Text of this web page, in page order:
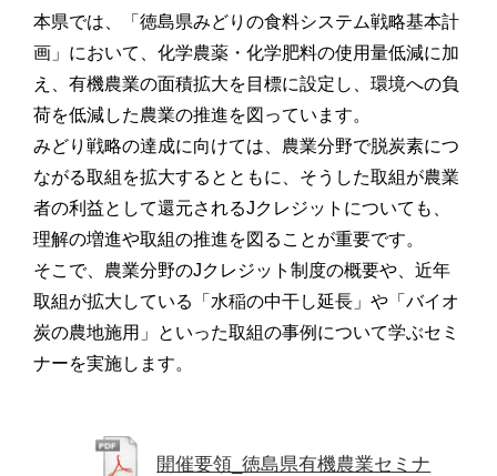
本県では、「徳島県みどりの食料システム戦略基本計
画」において、化学農薬・化学肥料の使用量低減に加
え、有機農業の面積拡大を目標に設定し、環境への負
荷を低減した農業の推進を図っています。
みどり戦略の達成に向けては、農業分野で脱炭素につ
ながる取組を拡大するとともに、そうした取組が農業
者の利益として還元されるJクレジットについても、
理解の増進や取組の推進を図ることが重要です。
そこで、農業分野のJクレジット制度の概要や、近年
取組が拡大している「水稲の中干し延長」や「バイオ
炭の農地施用」といった取組の事例について学ぶセミ
ナーを実施します。
開催要領_徳島県有機農業セミナ